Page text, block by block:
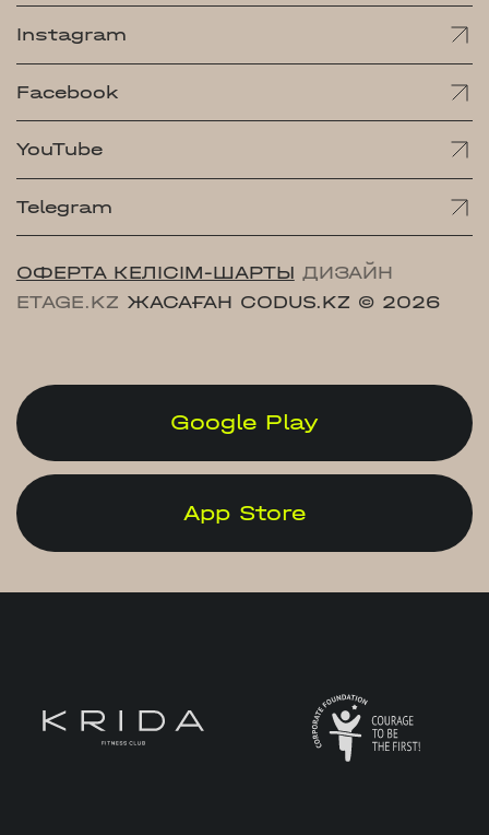
Instagram
Facebook
YouTube
Telegram
ОФЕРТА КЕЛІСІМ-ШАРТЫ ДИЗАЙН
ETAGE.KZ ЖАСАҒАН CODUS.KZ © 2026
Google Play
App Store